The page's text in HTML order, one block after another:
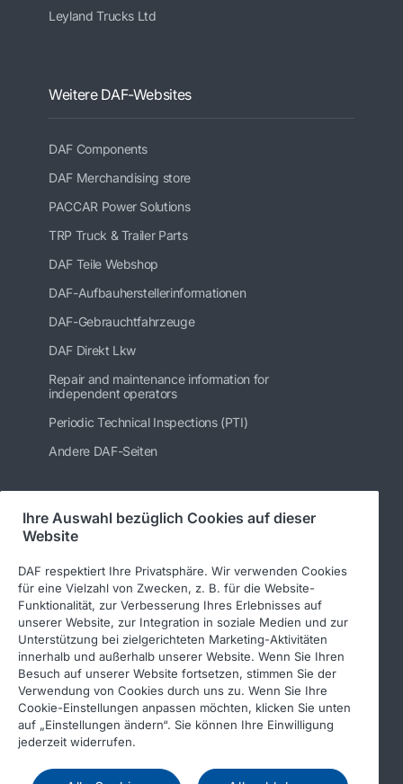
Leyland Trucks Ltd
Weitere DAF-Websites
DAF Components
DAF Merchandising store
PACCAR Power Solutions
TRP Truck & Trailer Parts
DAF Teile Webshop
DAF-Aufbauherstellerinformationen
DAF-Gebrauchtfahrzeuge
DAF Direkt Lkw
Repair and maintenance information for
independent operators
Periodic Technical Inspections (PTI)
Andere DAF-Seiten
Folgen Sie uns
© 2026 DAF
Rechtlicher Hinweis
Datenschutzerklärung
Ihre Auswahl bezüglich Cookies auf dieser
Website
DAF respektiert Ihre Privatsphäre. Wir verwenden Cookies
für eine Vielzahl von Zwecken, z. B. für die Website-
Funktionalität, zur Verbesserung Ihres Erlebnisses auf
unserer Website, zur Integration in soziale Medien und zur
Unterstützung bei zielgerichteten Marketing-Aktivitäten
innerhalb und außerhalb unserer Website. Wenn Sie Ihren
Besuch auf unserer Website fortsetzen, stimmen Sie der
Verwendung von Cookies durch uns zu. Wenn Sie Ihre
Cookie-Einstellungen anpassen möchten, klicken Sie unten
auf „Einstellungen ändern“. Sie können Ihre Einwilligung
jederzeit widerrufen.